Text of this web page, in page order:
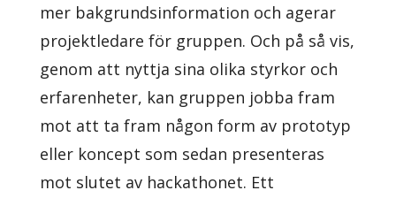
mer bakgrundsinformation och agerar
projektledare för gruppen. Och på så vis,
genom att nyttja sina olika styrkor och
erfarenheter, kan gruppen jobba fram
mot att ta fram någon form av prototyp
eller koncept som sedan presenteras
mot slutet av hackathonet. Ett